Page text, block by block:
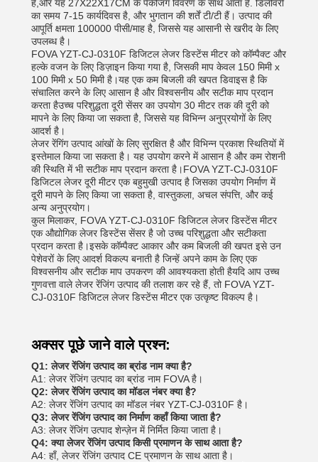
है,और यह 27X22X17CM के पैकेजिंग विवरण के साथ आता है. डिलीवरी
का समय 7-15 कार्यदिवस है, और भुगतान की शर्तें टी/टी हैं। उत्पाद की
आपूर्ति क्षमता 100000 पीसी/माह है, जिससे यह आसानी से खरीद के लिए
उपलब्ध है।
FOVA YZT-CJ-0310F डिजिटल लेजर डिस्टेंस मीटर को कॉम्पैक्ट और
हल्के वजन के लिए डिज़ाइन किया गया है, जिसकी माप केवल 150 मिमी x
100 मिमी x 50 मिमी है।यह एक कम बिजली की खपत डिवाइस है कि
संचालित करने के लिए आसान है और विश्वसनीय और सटीक माप प्रदान
करता हैउच्च परिशुद्धता दूरी सेंसर का उपयोग 30 मीटर तक की दूरी को
मापने के लिए किया जा सकता है, जिससे यह विभिन्न अनुप्रयोगों के लिए
आदर्श है।
लेजर रेंगिंग उत्पाद आंखों के लिए सुरक्षित है और विभिन्न प्रकाश स्थितियों में
इस्तेमाल किया जा सकता है। यह उपयोग करने में आसान है और कम रोशनी
की स्थिति में भी सटीक माप प्रदान करता है।FOVA YZT-CJ-0310F
डिजिटल लेजर दूरी मीटर एक बहुमुखी उत्पाद है जिसका उपयोग निर्माण में
दूरी मापने के लिए किया जा सकता है, वास्तुकला, अचल संपत्ति, और कई
अन्य अनुप्रयोग।
कुल मिलाकर, FOVA YZT-CJ-0310F डिजिटल लेजर डिस्टेंस मीटर
एक औद्योगिक लेजर डिस्टेंस सेंसर है जो उच्च परिशुद्धता और सटीकता
प्रदान करता है।इसके कॉम्पैक्ट आकार और कम बिजली की खपत इसे उन
पेशेवरों के लिए आदर्श विकल्प बनाती है जिन्हें अपने काम के लिए एक
विश्वसनीय और सटीक माप उपकरण की आवश्यकता होती हैयदि आप उच्च
गुणवत्ता वाले लेजर रेंजिंग उत्पाद की तलाश कर रहे हैं, तो FOVA YZT-
CJ-0310F डिजिटल लेजर डिस्टेंस मीटर एक उत्कृष्ट विकल्प है।
अक्सर पूछे जाने वाले प्रश्न:
Q1: लेजर रेंजिंग उत्पाद का ब्रांड नाम क्या है?
A1: लेजर रेंजिंग उत्पाद का ब्रांड नाम FOVA है।
Q2: लेजर रेंजिंग उत्पाद का मॉडल नंबर क्या है?
A2: लेजर रेंजिंग उत्पाद का मॉडल नंबर YZT-CJ-0310F है।
Q3: लेजर रेंजिंग उत्पाद का निर्माण कहाँ किया जाता है?
A3: लेजर रेंजिंग उत्पाद शेन्ज़ेन में निर्मित किया जाता है।
Q4: क्या लेजर रेंजिंग उत्पाद किसी प्रमाणन के साथ आता है?
A4: हाँ, लेजर रेंजिंग उत्पाद CE प्रमाणन के साथ आता है।